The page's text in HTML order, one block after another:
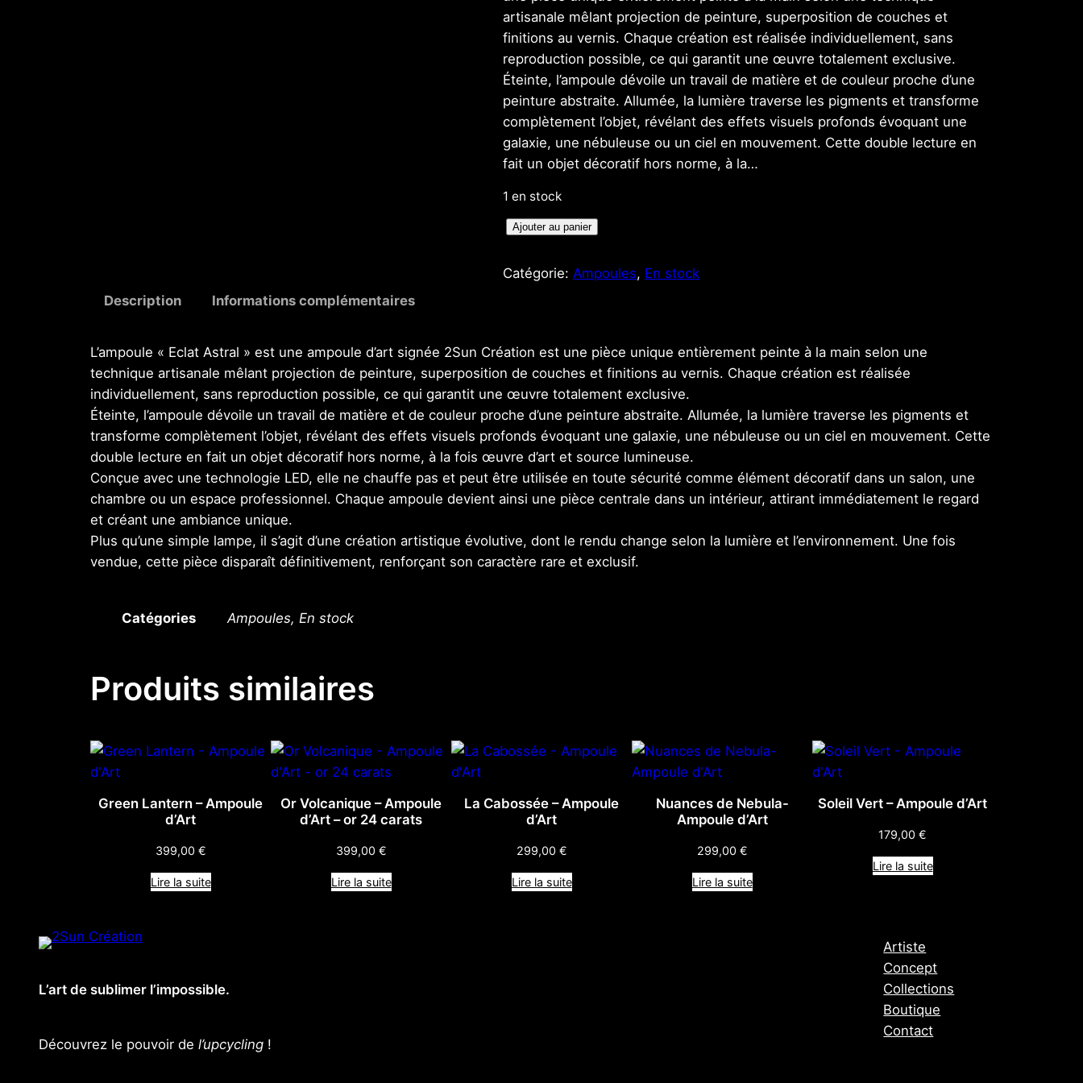
artisanale mêlant projection de peinture, superposition de couches et
finitions au vernis. Chaque création est réalisée individuellement, sans
reproduction possible, ce qui garantit une œuvre totalement exclusive.
Éteinte, l’ampoule dévoile un travail de matière et de couleur proche d’une
peinture abstraite. Allumée, la lumière traverse les pigments et transforme
complètement l’objet, révélant des effets visuels profonds évoquant une
galaxie, une nébuleuse ou un ciel en mouvement. Cette double lecture en
fait un objet décoratif hors norme, à la…
1 en stock
a
t
é
d
e
E
c
l
a
A
s
o
l
Ajouter au panier
Catégorie: Ampoules, En stock
Description
Informations complémentaires
L’ampoule « Eclat Astral » est une ampoule d’art signée 2Sun Création est une pièce unique entièrement peinte à la main selon une
technique artisanale mêlant projection de peinture, superposition de couches et finitions au vernis. Chaque création est réalisée
individuellement, sans reproduction possible, ce qui garantit une œuvre totalement exclusive.
Éteinte, l’ampoule dévoile un travail de matière et de couleur proche d’une peinture abstraite. Allumée, la lumière traverse les pigments et
transforme complètement l’objet, révélant des effets visuels profonds évoquant une galaxie, une nébuleuse ou un ciel en mouvement. Cette
double lecture en fait un objet décoratif hors norme, à la fois œuvre d’art et source lumineuse.
Conçue avec une technologie LED, elle ne chauffe pas et peut être utilisée en toute sécurité comme élément décoratif dans un salon, une
chambre ou un espace professionnel. Chaque ampoule devient ainsi une pièce centrale dans un intérieur, attirant immédiatement le regard
et créant une ambiance unique.
Plus qu’une simple lampe, il s’agit d’une création artistique évolutive, dont le rendu change selon la lumière et l’environnement. Une fois
vendue, cette pièce disparaît définitivement, renforçant son caractère rare et exclusif.
Catégories Ampoules, En stock
Produits similaires
Green Lantern – Ampoule
d’Art
399,00 €
Lire la suite
Or Volcanique – Ampoule
d’Art – or 24 carats
399,00 €
Lire la suite
La Cabossée – Ampoule
d’Art
299,00 €
Lire la suite
Nuances de Nebula-
Ampoule d’Art
299,00 €
Lire la suite
Soleil Vert – Ampoule d’Art
179,00 €
Lire la suite
L’art de sublimer l’impossible.
Découvrez le pouvoir de l’upcycling !
Artiste
Concept
Collections
Boutique
Contact